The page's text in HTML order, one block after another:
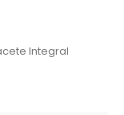
Integral